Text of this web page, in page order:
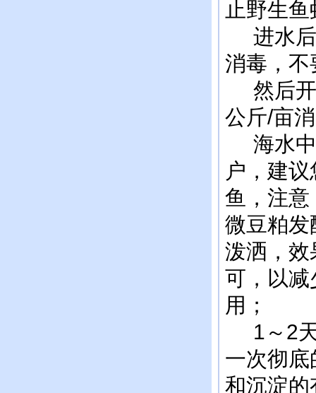
止野生
进水后
消毒，不
然后开
公斤/亩
海水中
户，建
鱼，注意
微豆粕发
泼洒，效
可，以减
用；
1～2天
一次彻
和沉淀的